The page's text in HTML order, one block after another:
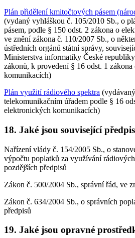
Plán přidělení kmitočtových pásem
(vydaný vyhláškou č. 105/2010 Sb., o
pásem, podle § 150 odst. 2 zákona o
ve znění zákona č. 110/2007 Sb., o
ústředních orgánů státní správy,
Ministerstva informatiky České
zákonů, k provedení § 16 odst. 1
komunikacích)
Plán využití rádiového spektra
telekomunikačním úřadem podle § 16
elektronických komunikacích)
18. Jaké jsou související
Nařízení vlády č. 154/2005 Sb., o
výpočtu poplatků za využívání
pozdějších předpisů
Zákon č. 500/2004 Sb., správní řád, ve
Zákon č. 634/2004 Sb., o správních
předpisů
19. Jaké jsou opravné